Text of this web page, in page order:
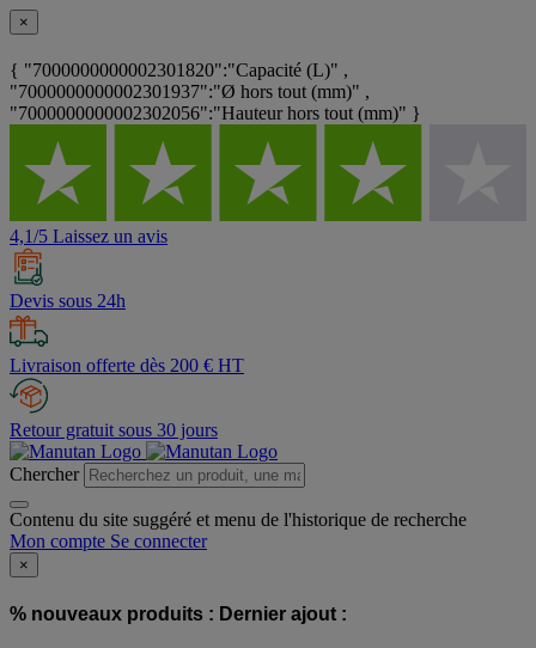
×
{ "7000000000002301820":"Capacité (L)" ,
"7000000000002301937":"Ø hors tout (mm)" ,
"7000000000002302056":"Hauteur hors tout (mm)" }
4,1/5 Laissez un avis
Devis sous 24h
Livraison offerte dès 200 € HT
Retour gratuit sous 30 jours
Chercher
Contenu du site suggéré et menu de l'historique de recherche
Mon compte Se connecter
×
% nouveaux produits : Dernier ajout :